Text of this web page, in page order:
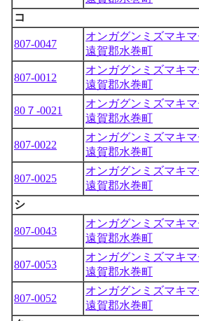
コ
807-0047
オンガグンミズマキマ
遠賀郡水巻町
807-0012
オンガグンミズマキマ
遠賀郡水巻町
80７-0021
オンガグンミズマキマ
遠賀郡水巻町
807-0022
オンガグンミズマキマ
遠賀郡水巻町
807-0025
オンガグンミズマキマ
遠賀郡水巻町
シ
807-0043
オンガグンミズマキマ
遠賀郡水巻町
807-0053
オンガグンミズマキマ
遠賀郡水巻町
807-0052
オンガグンミズマキマ
遠賀郡水巻町